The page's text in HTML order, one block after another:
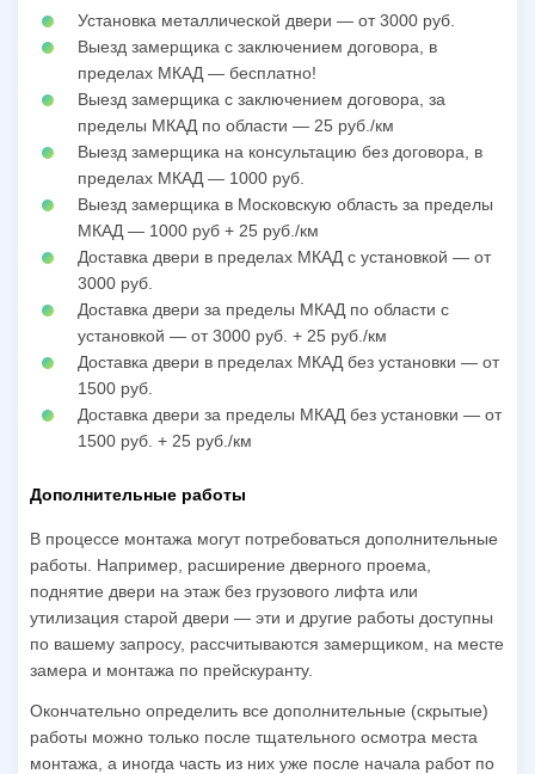
Установка металлической двери — от 3000 руб.
Выезд замерщика с заключением договора, в
пределах МКАД — бесплатно!
Выезд замерщика с заключением договора, за
пределы МКАД по области — 25 руб./км
Выезд замерщика на консультацию без договора, в
пределах МКАД — 1000 руб.
Выезд замерщика в Московскую область за пределы
МКАД — 1000 руб + 25 руб./км
Доставка двери в пределах МКАД с установкой — от
3000 руб.
Доставка двери за пределы МКАД по области с
установкой — от 3000 руб. + 25 руб./км
Доставка двери в пределах МКАД без установки — от
1500 руб.
Доставка двери за пределы МКАД без установки — от
1500 руб. + 25 руб./км
Дополнительные работы
В процессе монтажа могут потребоваться дополнительные
работы. Например, расширение дверного проема,
поднятие двери на этаж без грузового лифта или
утилизация старой двери — эти и другие работы доступны
по вашему запросу, рассчитываются замерщиком, на месте
замера и монтажа по прейскуранту.
Окончательно определить все дополнительные (скрытые)
работы можно только после тщательного осмотра места
монтажа, а иногда часть из них уже после начала работ по